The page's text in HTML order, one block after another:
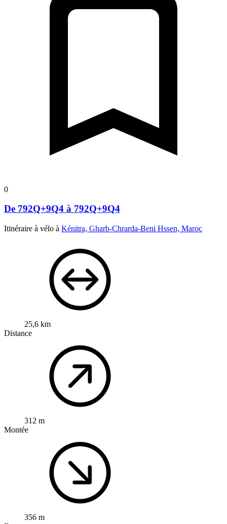
0
De 792Q+9Q4 à 792Q+9Q4
Itinéraire à vélo à Kénitra, Gharb-Chrarda-Beni Hssen, Maroc
25,6 km
Distance
312 m
Montée
356 m